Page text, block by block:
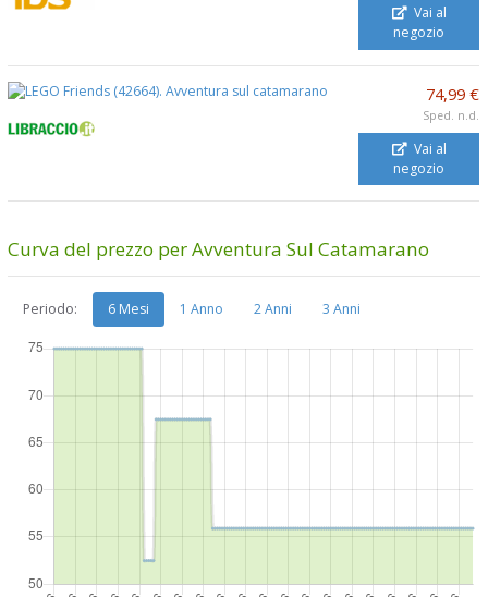
Vai al
negozio
74,99 €
Sped. n.d.
Vai al
negozio
Curva del prezzo per Avventura Sul Catamarano
Periodo: 6 Mesi 1 Anno 2 Anni 3 Anni